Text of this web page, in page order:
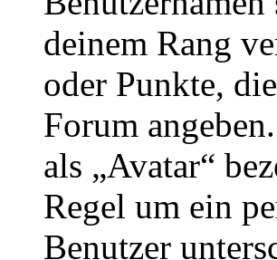
deinem Rang
oder Punkte,
Forum
als „Avatar“
Regel um ein
Benutzer